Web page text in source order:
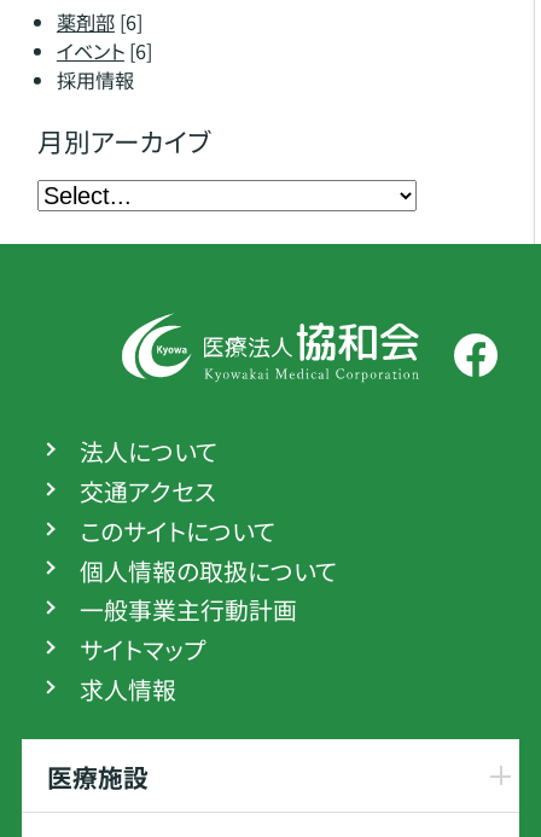
薬剤部[6]
イベント[6]
採用情報
月別アーカイブ
法人について
交通アクセス
このサイトについて
個人情報の取扱について
一般事業主行動計画
サイトマップ
求人情報
医療施設